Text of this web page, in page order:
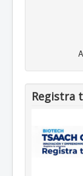
Registra